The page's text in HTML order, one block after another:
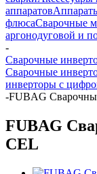
аппаратов
флюсаСварочные
аргонодуговой и
-
Сварочные
Сварочные
инверторы с
-FUBAG
FUBAG
CEL